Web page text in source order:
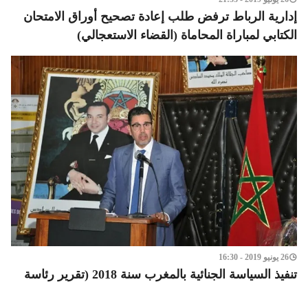
إدارية الرباط ترفض طلب إعادة تصحيح أوراق الامتحان
الكتابي لمباراة المحاماة (القضاء الاستعجالي)
26 يونيو 2019 - 16:30
تنفيذ السياسة الجنائية بالمغرب سنة 2018 (تقرير رئاسة